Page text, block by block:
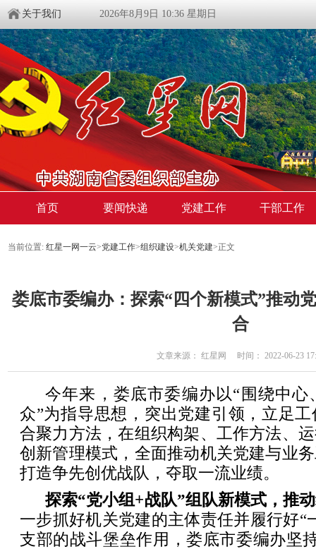
关于我们 2026年8月9日 10:36 星期日
首页 要闻快递 党建工作 干部工作
当前位置: 红星一网一云>党建工作>组织建设>机关党建>正文
娄底市委编办：探索“四个新模式”推动
合
文章来源： 红星网 时间： 2022-06-23
今年来，娄底市委编办以“围绕中
众”为指导思想，突出党建引领，立足
合聚力方法，在组织构架、工作方法、
创新管理模式，全面推动机关党建与业
打造争先创优战队，夺取一流业绩。
探索“党小组+战队”组队新模式，推
一步抓好机关党建的主体责任并履行好“
支部的战斗堡垒作用，娄底市委编办坚